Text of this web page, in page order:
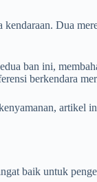
Dua
ban ini,
berkendara
baik untuk